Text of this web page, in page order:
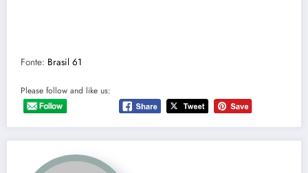
Fonte: Brasil 61
Please follow and like us: